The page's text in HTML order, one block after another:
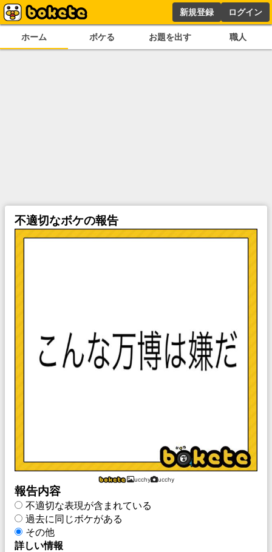
新規登録 ログイン
ホーム ボケる お題を出す 職人
不適切なボケの報告
ucchy ucchy
報告内容
不適切な表現が含まれている
過去に同じボケがある
その他
詳しい情報